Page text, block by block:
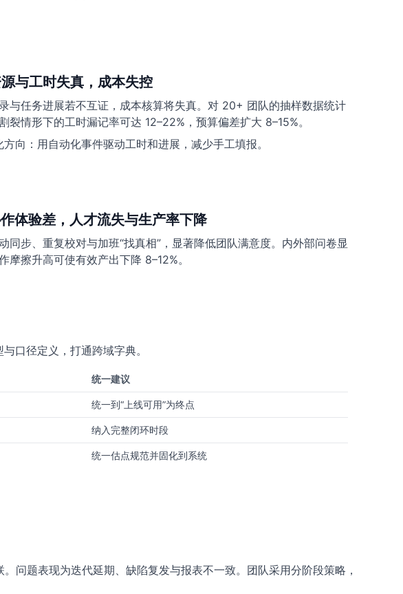
与工时失真，成本失控
与任务进展若不互证，成本核算将失真。对 20+ 团队的抽样数据统计
裂情形下的工时漏记率可达 12–22%，预算偏差扩大 8–15%。
方向：用自动化事件驱动工时和进展，减少手工填报。
体验差，人才流失与生产率下降
同步、重复校对与加班“找真相”，显著降低团队满意度。内外部问卷显
摩擦升高可使有效产出下降 8–12%。
口径定义，打通跨域字典。
统一建议
统一到“上线可用”为终点
纳入完整闭环时段
统一估点规范并固化到系统
问题表现为迭代延期、缺陷复发与报表不一致。团队采用分阶段策略，